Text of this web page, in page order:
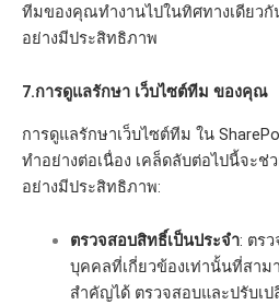
ทีมของคุณทำงานไปในทิศทางเดียว
อย่างมีประสิทธิภาพ
7.การดูแลรักษา เว็บไซต์ทีม ของคุณ
การดูแลรักษาเว็บไซต์ทีม ใน
ทำอย่างต่อเนื่อง เคล็ดลับต่อไปนี้จะ
อย่างมีประสิทธิภาพ:
ตรวจสอบสิทธิ์เป็นประจำ: ตร
บุคคลที่เกี่ยวข้องเท่านั้นที่สาม
สำคัญได้ ตรวจสอบและปรับเ